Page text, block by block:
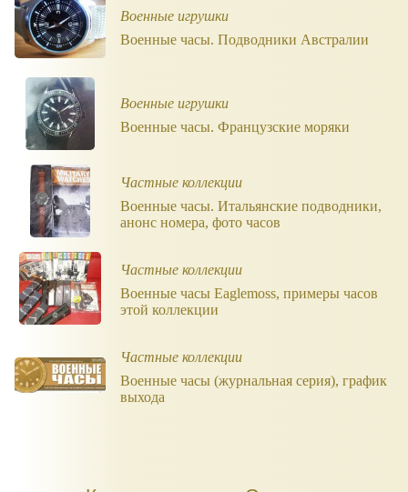
Военные игрушки
Военные часы. Подводники Австралии
Военные игрушки
Военные часы. Французские моряки
Частные коллекции
Военные часы. Итальянские подводники,
анонс номера, фото часов
Частные коллекции
Военные часы Eaglemoss, примеры часов
этой коллекции
Частные коллекции
Военные часы (журнальная серия), график
выхода